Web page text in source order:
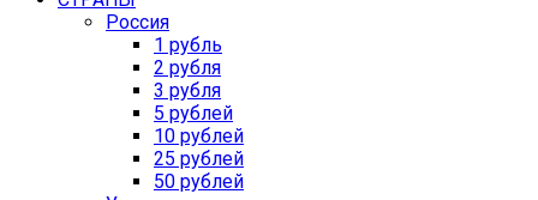
Россия
1 рубль
2 рубля
3 рубля
5 рублей
10 рублей
25 рублей
50 рублей